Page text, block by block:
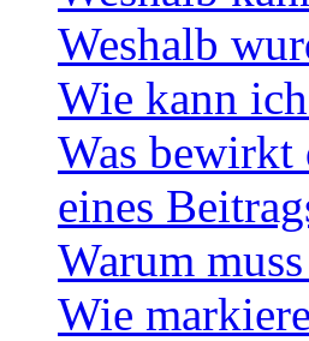
Weshalb
Wie kann
Was bewirkt
eines
Warum
Wie